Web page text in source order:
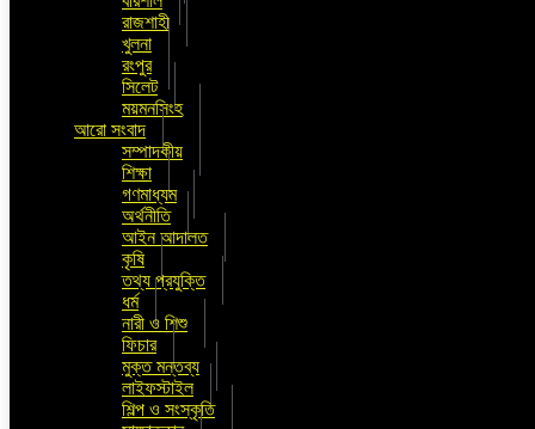
রাজশাহী
খুলনা
রংপুর
সিলেট
ময়মনসিংহ
আরো সংবাদ
সম্পাদকীয়
শিক্ষা
গণমাধ্যম
অর্থনীতি
আইন আদালত
কৃষি
তথ্য প্রযুক্তি
ধর্ম
নারী ও শিশু
ফিচার
মুক্ত মন্তব্য
লাইফস্টাইল
শিল্প ও সংস্কৃতি